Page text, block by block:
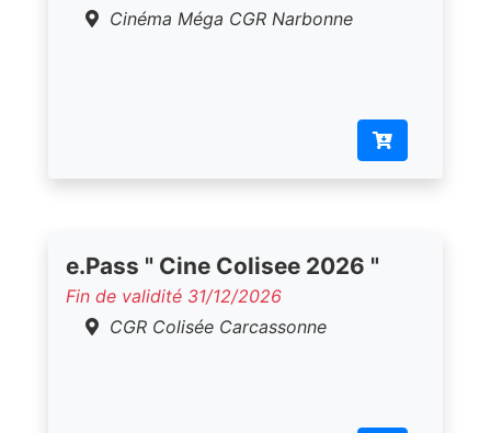
Cinéma Méga CGR Narbonne
e.Pass " Cine Colisee 2026 "
Fin de validité 31/12/2026
CGR Colisée Carcassonne